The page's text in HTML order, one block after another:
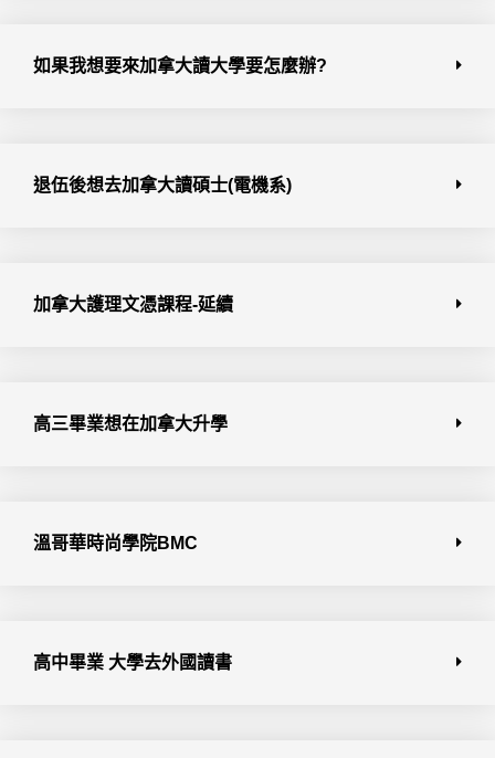
如果我想要來加拿大讀大學要怎麼辦?
退伍後想去加拿大讀碩士(電機系)
加拿大護理文憑課程-延續
高三畢業想在加拿大升學
溫哥華時尚學院BMC
高中畢業 大學去外國讀書